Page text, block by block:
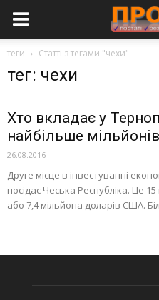
теги Статті з тегами "чехи"
тег: чехи
Хто вкладає у
найбільше
26.08.2016
Друге місце в інвестуванні
посідає Чеська Республіка. Це
або 7,4 мільйона доларів США.